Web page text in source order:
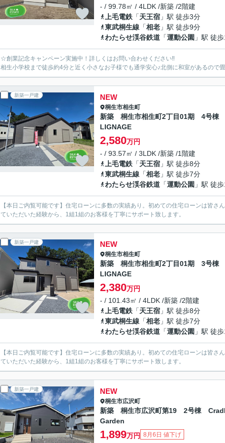
- / 99.78㎡ / 4LDK /新築 /2階建
上毛電鉄 「天王宿 」駅 徒歩3分
東武桐生線 「相老 」駅 徒歩9分
わたらせ渓谷鉄道 「運動公園 」駅 徒
☆創業記念キャンペーン実施中！詳しくはお問い合わせください‼
相生小学校まで徒歩約4分と近く小さなお子様でも通学安心♪北側に和室があるので
新築一戸建 NEW
桐生市相生町
新築 桐生市相生町2丁目01期 4号棟
LIGNAGE
2,580万円
- / 93.57㎡ / 3LDK /新築 /1階建
上毛電鉄 「天王宿 」駅 徒歩8分
東武桐生線 「相老 」駅 徒歩7分
わたらせ渓谷鉄道 「運動公園 」駅 徒
【本日ご内覧可能です】住宅ローンに多数の実績あり。初めての住宅ローンは皆
ていただいた経験から、1組1組のお客様を丁寧にサポート致します。
新築一戸建 NEW
桐生市相生町
新築 桐生市相生町2丁目01期 3号棟
LIGNAGE
2,380万円
- / 101.43㎡ / 4LDK /新築 /2階建
上毛電鉄 「天王宿 」駅 徒歩8分
東武桐生線 「相老 」駅 徒歩7分
わたらせ渓谷鉄道 「運動公園 」駅 徒
【本日ご内覧可能です】住宅ローンに多数の実績あり。初めての住宅ローンは皆
ていただいた経験から、1組1組のお客様を丁寧にサポート致します。
新築一戸建 NEW
桐生市広沢町
新築 桐生市広沢町第19 2号棟
Garden
1,899万円 8月6日 値下げ